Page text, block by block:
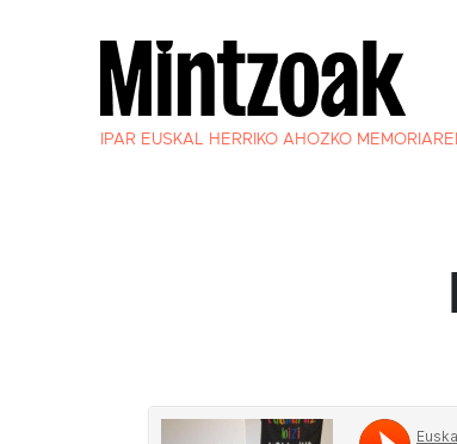
IPAR EUSKAL HERRIKO AHOZKO